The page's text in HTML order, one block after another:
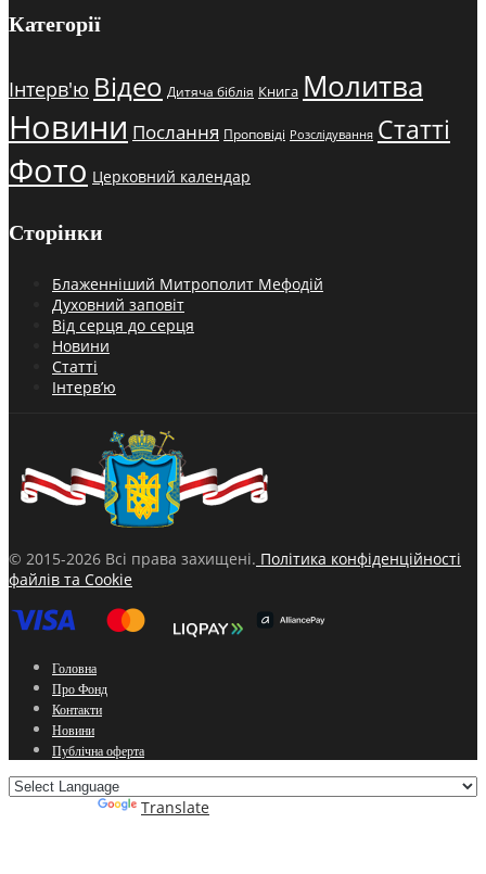
Категорії
Інтерв'ю Відео Дитяча біблія Книга Молитва
Новини Послання Проповіді Розслідування Статті
Фото Церковний календар
Сторінки
Блаженніший Митрополит Мефодій
Духовний заповіт
Від серця до серця
Новини
Статті
Інтерв’ю
© 2015-2026 Всі права захищені. Політика конфіденційності
файлів та Cookie
Головна
Про Фонд
Контакти
Новини
Публічна оферта
Translate